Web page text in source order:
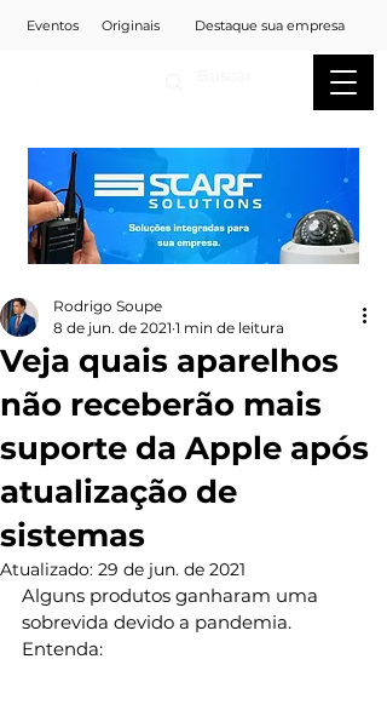
Eventos Originais Destaque sua empresa
Veja quais aparelhos
não receberão mais
suporte da Apple após
atualização de
sistemas
Rodrigo Soupe
8 de jun. de 2021 1 min de leitura
Atualizado: 29 de jun. de 2021
Alguns produtos ganharam uma
sobrevida devido a pandemia.
Entenda: